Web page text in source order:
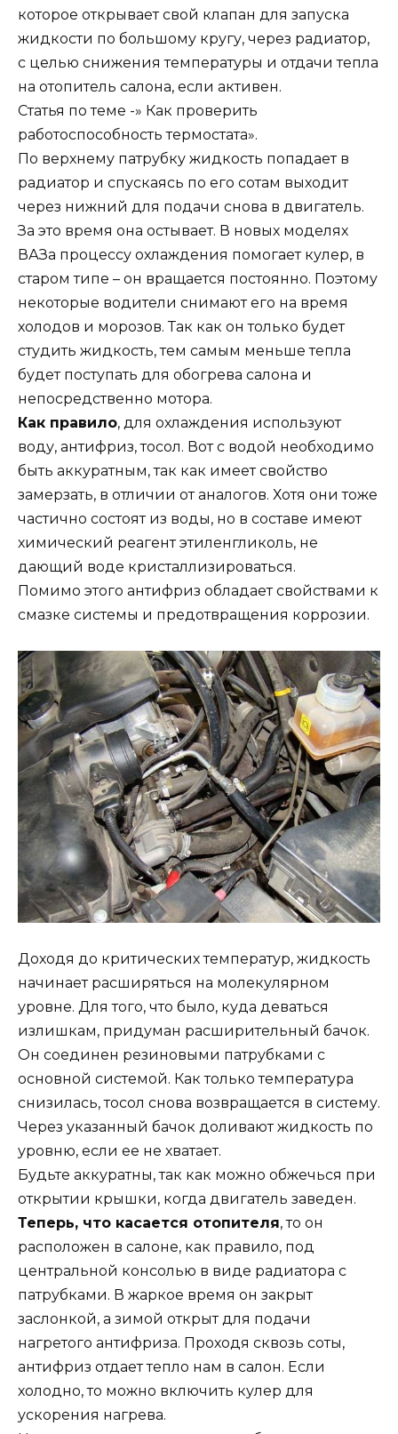
которое открывает свой клапан для запуска
жидкости по большому кругу, через радиатор,
с целью снижения температуры и отдачи тепла
на отопитель салона, если активен.
Статья по теме -» Как проверить
работоспособность термостата».
По верхнему патрубку жидкость попадает в
радиатор и спускаясь по его сотам выходит
через нижний для подачи снова в двигатель.
За это время она остывает. В новых моделях
ВАЗа процессу охлаждения помогает кулер, в
старом типе – он вращается постоянно. Поэтому
некоторые водители снимают его на время
холодов и морозов. Так как он только будет
студить жидкость, тем самым меньше тепла
будет поступать для обогрева салона и
непосредственно мотора.
Как правило, для охлаждения используют
воду, антифриз, тосол. Вот с водой необходимо
быть аккуратным, так как имеет свойство
замерзать, в отличии от аналогов. Хотя они тоже
частично состоят из воды, но в составе имеют
химический реагент этиленгликоль, не
дающий воде кристаллизироваться.
Помимо этого антифриз обладает свойствами к
смазке системы и предотвращения коррозии.
Доходя до критических температур, жидкость
начинает расширяться на молекулярном
уровне. Для того, что было, куда деваться
излишкам, придуман расширительный бачок.
Он соединен резиновыми патрубками с
основной системой. Как только температура
снизилась, тосол снова возвращается в систему.
Через указанный бачок доливают жидкость по
уровню, если ее не хватает.
Будьте аккуратны, так как можно обжечься при
открытии крышки, когда двигатель заведен.
Теперь, что касается отопителя, то он
расположен в салоне, как правило, под
центральной консолью в виде радиатора с
патрубками. В жаркое время он закрыт
заслонкой, а зимой открыт для подачи
нагретого антифриза. Проходя сквозь соты,
антифриз отдает тепло нам в салон. Если
холодно, то можно включить кулер для
ускорения нагрева.